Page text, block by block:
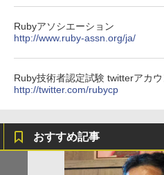
Rubyアソシエーション
http://www.ruby-assn.org/ja/
Ruby技術者認定試験 twitterアカウ
http://twitter.com/rubycp
おすすめ記事